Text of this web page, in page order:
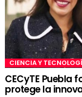
CIENCIA Y
CECyTE Puebla
protege la